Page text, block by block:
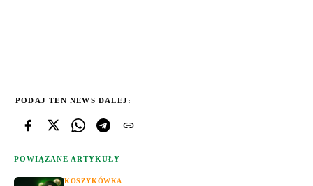
PODAJ TEN NEWS DALEJ:
POWIĄZANE ARTYKUŁY
KOSZYKÓWKA